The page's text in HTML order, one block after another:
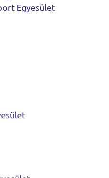
Egyesület